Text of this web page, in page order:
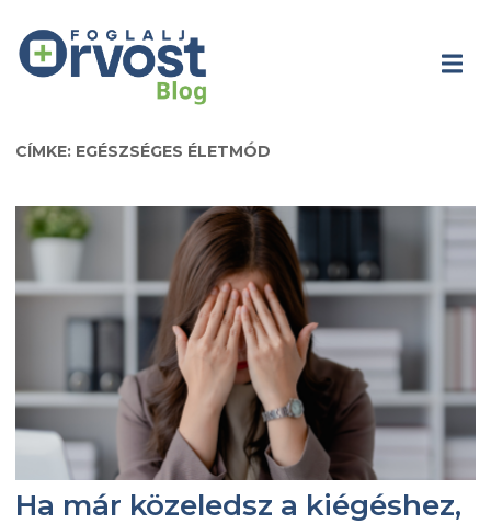
CÍMKE: EGÉSZSÉGES ÉLETMÓD
Ha már közeledsz a kiégéshez,